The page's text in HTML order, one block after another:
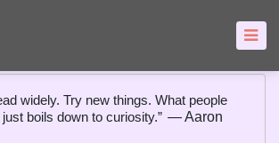
widely. Try new things. What people
boils down to curiosity.” ― Aaron